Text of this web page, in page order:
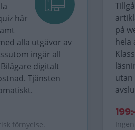
här
alla utgåvor av
ingår all
digitalt
Tjänsten
förnyelse.
på
hela
utan